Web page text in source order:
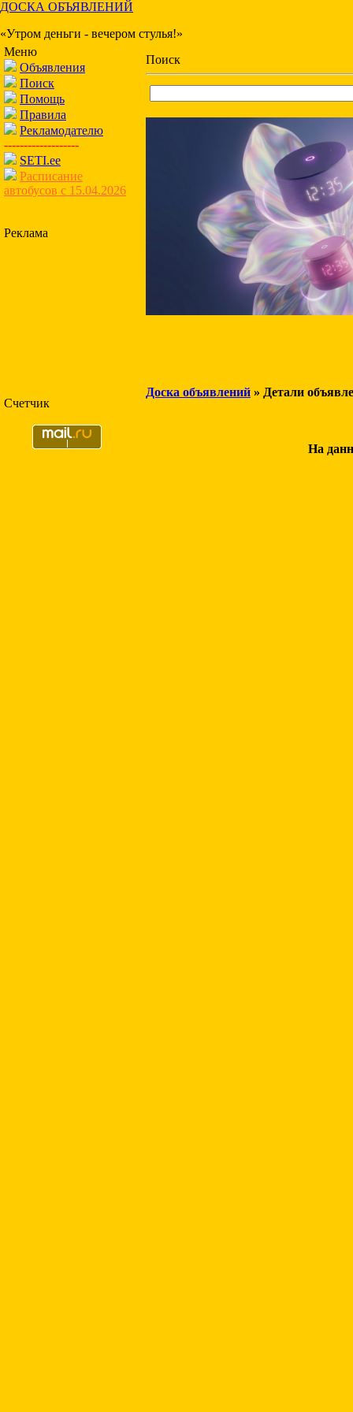
ДОСКА ОБЪЯВЛЕНИЙ
«Утром деньги - вечером стулья!»
Меню
Объявления
Поиск
Помощь
Правила
Рекламодателю
-------------------
SETI.ee
Расписание
автобусов с 15.04.2026
Реклама
Счетчик
Поиск
Доска объявлений » Детали
На